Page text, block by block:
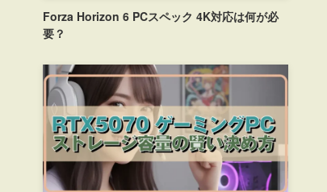
Forza Horizon 6 PCスペック 4K対応は何が必
要？